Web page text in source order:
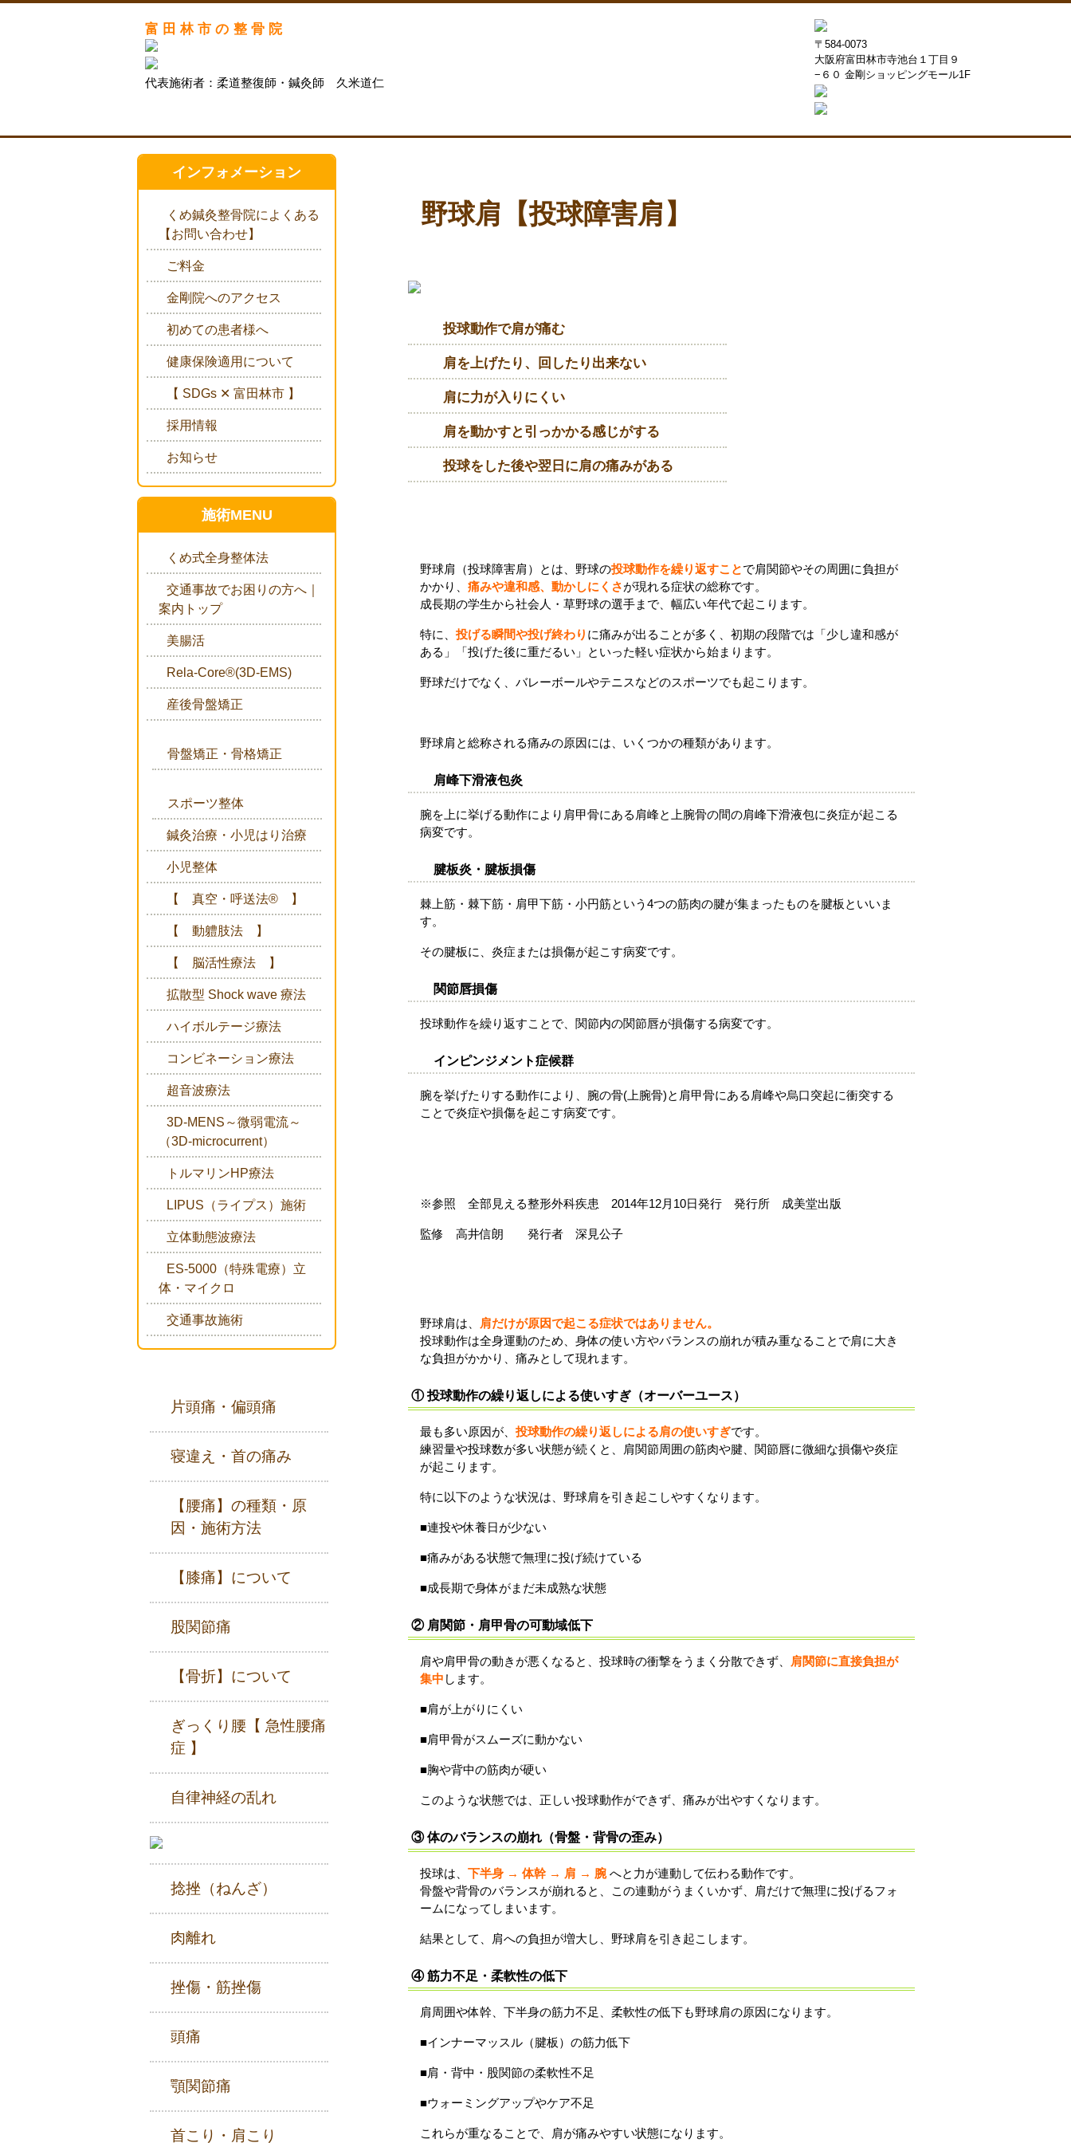
富田林市の整骨院
代表施術者：柔道整復師・鍼灸師 久米道仁
〒584-0073
大阪府富田林市寺池台１丁目９
−６０ 金剛ショッピングモール1F
野球肩【投球障害肩】
投球動作で肩が痛む
肩を上げたり、回したり出来ない
肩に力が入りにくい
肩を動かすと引っかかる感じがする
投球をした後や翌日に肩の痛みがある
野球肩（投球障害肩）とは、野球の投球動作を繰り返すことで肩関節やその周囲に負担が
かかり、 痛みや違和感、動かしにくさが現れる症状の総称です。
成長期の学生から社会人・草野球の選手まで、幅広い年代で起こります。
特に、 投げる瞬間や投げ終わり に痛みが出ることが多く、初期の段階では「少し違和感が
ある」「投げた後に重だるい」といった軽い症状から始まります。
野球だけでなく、バレーボールやテニスなどのスポーツでも起こります。
野球肩と総称される痛みの原因には、いくつかの種類があります。
肩峰下滑液包炎
腕を上に挙げる動作により肩甲骨にある肩峰と上腕骨の間の肩峰下滑液包に炎症が起こる
病変です。
腱板炎・腱板損傷
棘上筋・棘下筋・肩甲下筋・小円筋という4つの筋肉の腱が集まったものを腱板といいま
す。
その腱板に、炎症または損傷が起こす病変です。
関節唇損傷
投球動作を繰り返すことで、関節内の関節唇が損傷する病変です。
インピンジメント症候群
腕を挙げたりする動作により、腕の骨(上腕骨)と肩甲骨にある肩峰や烏口突起に衝突する
ことで炎症や損傷を起こす病変です。
※参照 全部見える整形外科疾患 2014年12月10日発行 発行所 成美堂出版
監修 高井信朗 発行者 深見公子
野球肩は、
肩だけが原因で起こる症状ではありません。
投球動作は全身運動のため、身体の使い方やバランスの崩れが積み重なることで肩に大き
な負担がかかり、痛みとして現れます。
① 投球動作の繰り返しによる使いすぎ（オーバーユース）
最も多い原因が、 投球動作の繰り返しによる肩の使いすぎです。
練習量や投球数が多い状態が続くと、肩関節周囲の筋肉や腱、関節唇に微細な損傷や炎症
が起こります。
特に以下のような状況は、野球肩を引き起こしやすくなります。
■連投や休養日が少ない
■痛みがある状態で無理に投げ続けている
■成長期で身体がまだ未成熟な状態
② 肩関節・肩甲骨の可動域低下
肩や肩甲骨の動きが悪くなると、投球時の衝撃をうまく分散できず、
肩関節に直接負担が
集中 します。
■肩が上がりにくい
■肩甲骨がスムーズに動かない
■胸や背中の筋肉が硬い
このような状態では、正しい投球動作ができず、痛みが出やすくなります。
③ 体のバランスの崩れ（骨盤・背骨の歪み）
投球は、 下半身 → 体幹 → 肩 → 腕 へと力が連動して伝わる動作です。
骨盤や背骨のバランスが崩れると、この連動がうまくいかず、肩だけで無理に投げるフォ
ームになってしまいます。
結果として、肩への負担が増大し、野球肩を引き起こします。
④ 筋力不足・柔軟性の低下
肩周囲や体幹、下半身の筋力不足、柔軟性の低下も野球肩の原因になります。
■インナーマッスル（腱板）の筋力低下
■肩・背中・股関節の柔軟性不足
■ウォーミングアップやケア不足
これらが重なることで、肩が痛みやすい状態になります。
インフォメーション
くめ鍼灸整骨院によくある
【お問い合わせ】
ご料金
金剛院へのアクセス
初めての患者様へ
健康保険適用について
【 SDGs ✕ 富田林市 】
採用情報
お知らせ
施術MENU
くめ式全身整体法
交通事故でお困りの方へ｜
案内トップ
美腸活
Rela-Core®(3D-EMS)
産後骨盤矯正
骨盤矯正・骨格矯正
スポーツ整体
鍼灸治療・小児はり治療
小児整体
【 真空・呼送法® 】
【 動軆肢法 】
【 脳活性療法 】
拡散型 Shock wave 療法
ハイボルテージ療法
コンビネーション療法
超音波療法
3D-MENS～微弱電流～
（3D-microcurrent）
トルマリンHP療法
LIPUS（ライプス）施術
立体動態波療法
ES-5000（特殊電療）立
体・マイクロ
交通事故施術
片頭痛・偏頭痛
寝違え・首の痛み
【腰痛】の種類・原
因・施術方法
【膝痛】について
股関節痛
【骨折】について
ぎっくり腰【 急性腰痛
症 】
自律神経の乱れ
捻挫（ねんざ）
肉離れ
挫傷・筋挫傷
頭痛
顎関節痛
首こり・肩こり